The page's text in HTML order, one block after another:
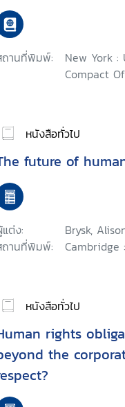
ถานที่พิมพ์:
New York :
Compact
หนังสือทั่วไป
future of
ต่ง:
Brysk,
ถานที่พิมพ์:
Cambridge
หนังสือทั่วไป
rights
the